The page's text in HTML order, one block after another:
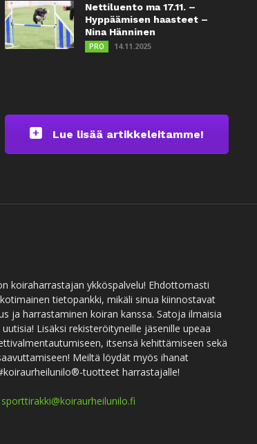
Nettiluento ma 17.11. –
Hyppäämisen haasteet –
Nina Hänninen
PRO 14.11.2025
Lue lisää artikkeleitamme!
koiraharrastajan ykköspalvelu! Ehdottomasti
tietopankki, mikäli sinua kiinnostavat
ja harrastaminen koiran kanssa. Satoja ilmaisia
Lisäksi rekisteröityneille jäsenille upeaa
itsensä kehittämiseen sekä
Meiltä löydät myös ihanat
tuotteet harrastajalle!
sporttirakki@koiraurheilunilo.fi